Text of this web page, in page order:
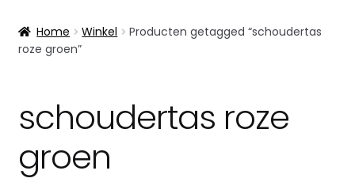
Mijn account
Home Winkel
Producten getagged “schoudertas
roze groen”
schoudertas roze
groen